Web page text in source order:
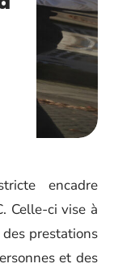
encadre
Celle-ci vise à
prestations
et des